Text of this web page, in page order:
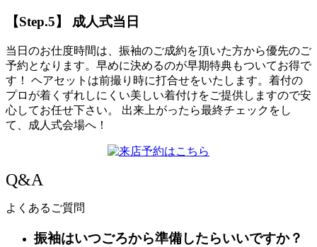
【Step.5】 成人式当日
当日のお仕度時間は、振袖のご成約を頂いた方から優先のご
予約となります。早めに決めるのが早期特典もついてお得で
す！ ヘアセットは前撮り時に打合せをいたします。着付の
プロが着くずれしにくい美しい着付けをご提供しますので安
心してお任せ下さい。 出来上がったら最終チェックをし
て、成人式会場へ！
Q&A
よくあるご質問
振袖はいつごろから準備したらいいですか？